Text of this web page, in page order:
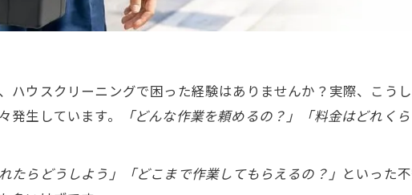
ハウスクリーニングで困った経験はありませんか？実際、こう
生しています。
「どんな作業を頼めるの？」「料金はどれくら
たらどうしよう」「どこまで作業してもらえるの？」 といった不